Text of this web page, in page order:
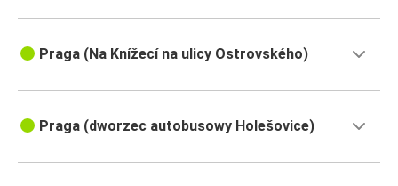
Praga (Na Knížecí na ulicy Ostrovského)
Praga (dworzec autobusowy Holešovice)